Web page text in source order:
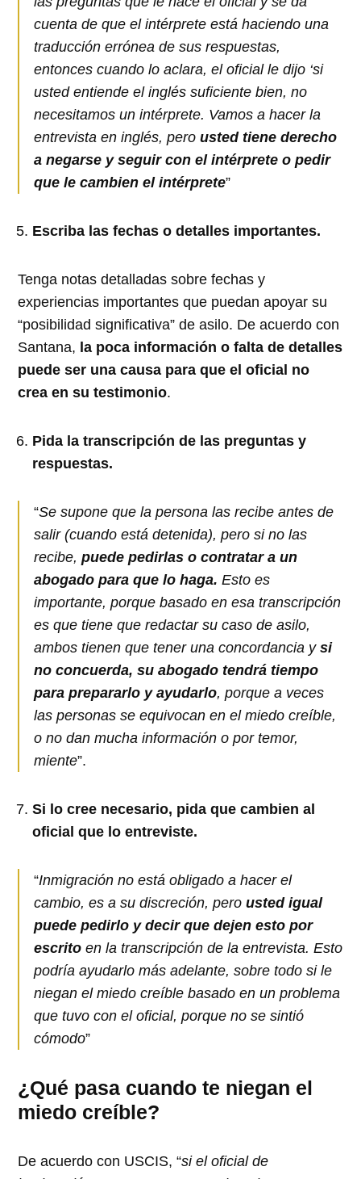
cuenta de que el intérprete está haciendo una
traducción errónea de sus respuestas,
entonces cuando lo aclara, el oficial le dijo ‘si
usted entiende el inglés suficiente bien, no
necesitamos un intérprete. Vamos a hacer la
entrevista en inglés, perousted tiene derecho
a negarse y seguir con el intérprete o pedir
que le cambien el intérprete”
Escriba las fechas o detalles importantes.
Tenga notas detalladas sobre fechas y
experiencias importantes que puedan apoyar su
“posibilidad significativa” de asilo. De acuerdo con
Santana, la poca información o falta de detalles
puede ser una causa para que el oficial no
crea en su testimonio.
Pida la transcripción de las preguntas y
respuestas.
“Se supone que la persona las recibe antes de
salir (cuando está detenida), pero si no las
recibe,puede pedirlas o contratar a un
abogado para que lo haga. Esto es
importante, porque basado en esa transcripción
es que tiene que redactar su caso de asilo,
ambos tienen que tener una concordancia ysi
no concuerda, su abogado tendrá tiempo
para prepararlo y ayudarlo, porque a veces
las personas se equivocan en el miedo creíble,
o no dan mucha información o por temor,
miente”.
Si lo cree necesario, pida que cambien al
oficial que lo entreviste.
“Inmigración no está obligado a hacer el
cambio, es a su discreción, perousted igual
puede pedirlo y decir que dejen esto por
escrito en la transcripción de la entrevista. Esto
podría ayudarlo más adelante, sobre todo si le
niegan el miedo creíble basado en un problema
que tuvo con el oficial, porque no se sintió
cómodo”
¿Qué pasa cuando te niegan el
miedo creíble?
De acuerdo con USCIS, “si el oficial de